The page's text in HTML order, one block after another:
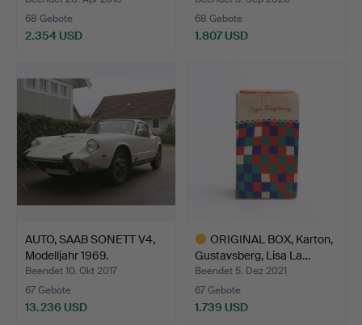
68 Gebote
2.354 USD
68 Gebote
1.807 USD
AUTO, SAAB SONETT V4,
Modelljahr 1969.
Beendet 10. Okt 2017
67 Gebote
13.236 USD
ORIGINAL BOX, Karton,
Gustavsberg, Lisa La…
Beendet 5. Dez 2021
67 Gebote
1.739 USD